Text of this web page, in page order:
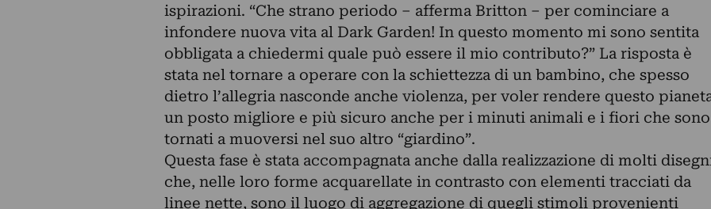
ispirazioni. “Che strano periodo – afferma Britton – per cominciare a
infondere nuova vita al Dark Garden! In questo momento mi sono sentita
obbligata a chiedermi quale può essere il mio contributo?” La risposta è
stata nel tornare a operare con la schiettezza di un bambino, che spesso
dietro l’allegria nasconde anche violenza, per voler rendere questo
un posto migliore e più sicuro anche per i minuti animali e i fiori che sono
tornati a muoversi nel suo altro “giardino”.
Questa fase è stata accompagnata anche dalla realizzazione di molti
che, nelle loro forme acquarellate in contrasto con elementi tracciati da
linee nette, sono il luogo di aggregazione di quegli stimoli provenienti